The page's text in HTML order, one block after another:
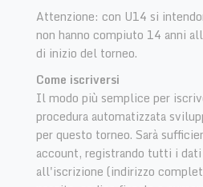
Attenzione: con U14 si
non hanno compiuto 14 anni
di inizio del torneo.
Come iscriversi
Il modo più semplice per
procedura automatizzata
per questo torneo. Sarà
account, registrando tutti i dati
all'iscrizione (indirizzo